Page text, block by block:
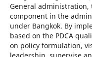
General administration,
component in the
under Bangkok. By
based on the PDCA
on policy formulation,